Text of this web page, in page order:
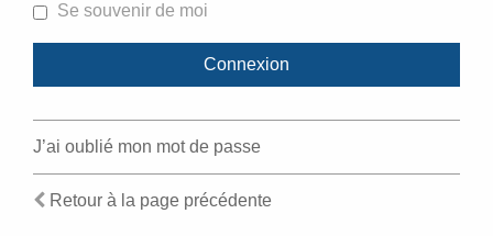
Se souvenir de moi
J’ai oublié mon mot de passe
Retour à la page précédente